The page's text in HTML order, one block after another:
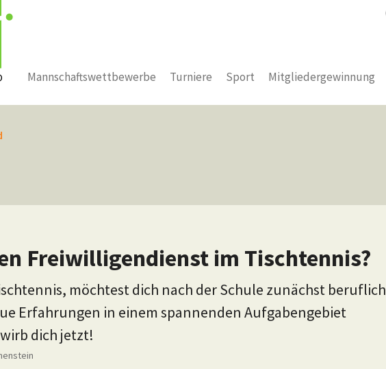
Mannschaftswettbewerbe Turniere Sport Mitgliedergewinnung
Freiwilligendienst im Tischtennis?
möchtest dich nach der Schule zunächst beruflich
Erfahrungen in einem spannenden Aufgabengebiet
dich jetzt!